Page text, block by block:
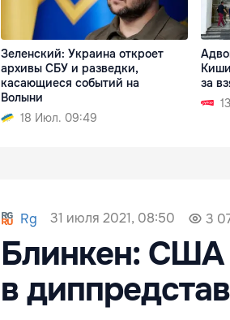
Зеленский: Украина откроет
архивы СБУ и разведки,
касающиеся событий на
Волыни
18 Июл. 09:49
за
Rg 31 июля 2021, 08:50 3
Блинкен: США
в